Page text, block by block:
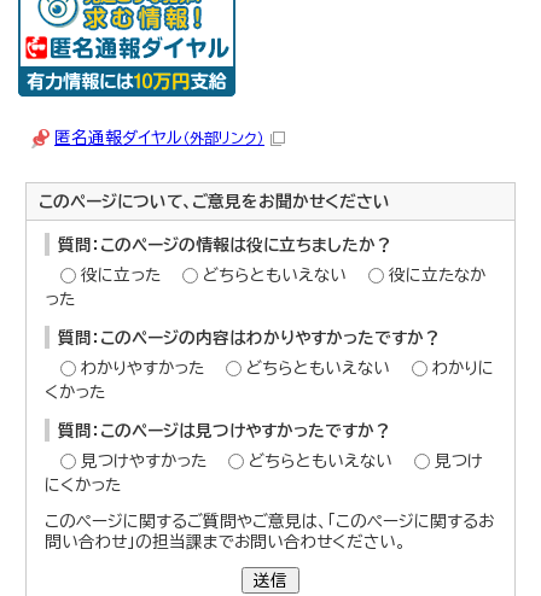
匿名通報ダイヤル （外部リンク）
このページについて、ご意見をお聞かせください
質問：このページの情報は役に立ちましたか？
役に立った
どちらともいえない
役に立たなか
った
質問：このページの内容はわかりやすかったですか？
わかりやすかった
どちらともいえない
わかりに
くかった
質問：このページは見つけやすかったですか？
見つけやすかった
どちらともいえない
見つけ
にくかった
このページに関するご質問やご意見は、「このページに関するお
問い合わせ」の担当課までお問い合わせください。
送信